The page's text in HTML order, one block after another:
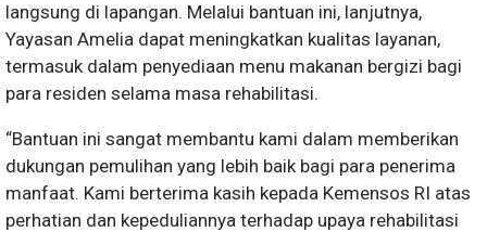
langsung di lapangan. Melalui bantuan ini, lanjutnya,
Yayasan Amelia dapat meningkatkan kualitas layanan,
termasuk dalam penyediaan menu makanan bergizi bagi
para residen selama masa rehabilitasi.
“Bantuan ini sangat membantu kami dalam memberikan
dukungan pemulihan yang lebih baik bagi para penerima
manfaat. Kami berterima kasih kepada Kemensos RI atas
perhatian dan kepeduliannya terhadap upaya rehabilitasi